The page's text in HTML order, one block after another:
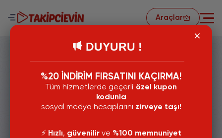
Araçlar
Twitch Hizmetleri
Twitch Kitlenizi Ve Etkileşiminizi Yükseltmek İçin Buradan
Alabilirsiniz.
DUYURU !
%20 İNDİRİM FIRSATINI KAÇIRMA!
Tüm hizmetlerde geçerli özel kupon
kodunla
sosyal medya hesaplarını zirveye taşı!
⚡️ Hızlı, güvenilirve %100 memnuniyet